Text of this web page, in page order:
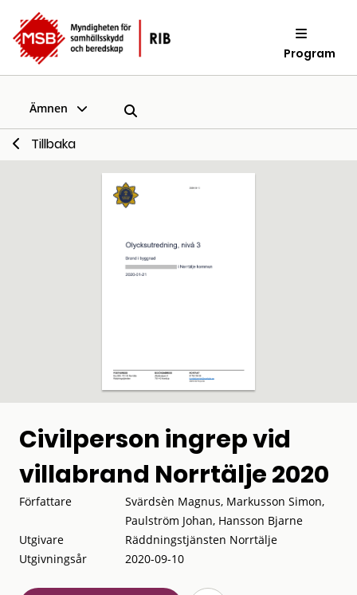
Program
Ämnen
Tillbaka
Civilperson ingrep vid
villabrand Norrtälje 2020
Författare
Svärdsèn Magnus, Markusson Simon,
Paulström Johan, Hansson Bjarne
Utgivare
Räddningstjänsten Norrtälje
Utgivningsår
2020-09-10